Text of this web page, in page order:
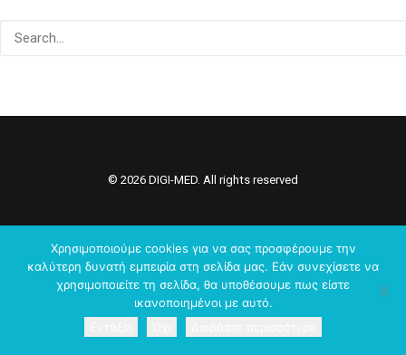
© 2026 DIGI-MED. All rights reserved
Χρησιμοποιούμε cookies για να σας προσφέρουμε την
καλύτερη δυνατή εμπειρία στη σελίδα μας. Εάν συνεχίσετε να
χρησιμοποιείτε τη σελίδα, θα υποθέσουμε πως είστε
ικανοποιημένοι με αυτό.